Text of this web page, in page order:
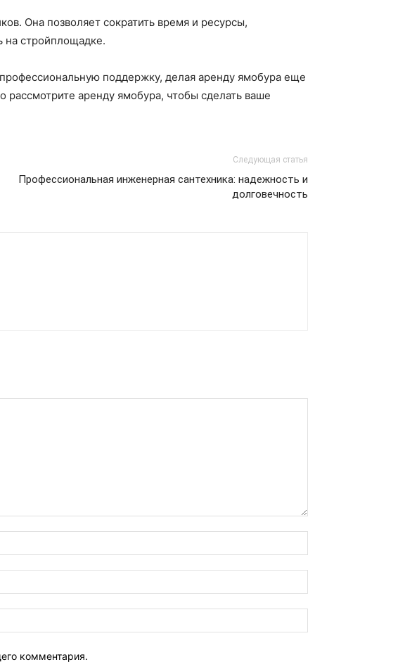
Она позволяет сократить время и ресурсы,
на стройплощадке.
поддержку, делая аренду ямобура еще
рассмотрите аренду ямобура, чтобы сделать ваше
Следующая статья
Профессиональная инженерная сантехника: надежность и
долговечность
комментария.